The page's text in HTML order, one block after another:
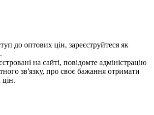
до оптових цін, зареєструйтеся як
на сайті, повідомте адміністрацію
зв'язку, про своє бажання отримати